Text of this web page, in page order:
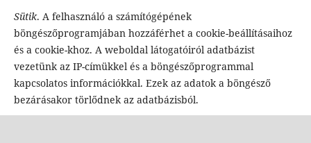
Sütik. A felhasználó a számítógépének
böngészőprogramjában hozzáférhet a cookie-beállításaihoz
és a cookie-khoz. A weboldal látogatóiról adatbázist
vezetünk az IP-címükkel és a böngészőprogrammal
kapcsolatos információkkal. Ezek az adatok a böngésző
bezárásakor törlődnek az adatbázisból.